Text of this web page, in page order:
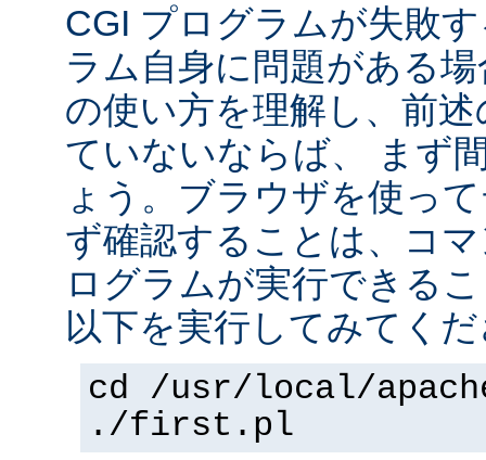
CGI プログラムが失敗
ラム自身に問題がある
の使い方を理解し、前
ていないならば、 まず
ょう。ブラウザを使っ
ず確認することは、コ
ログラムが実行できる
以下を実行してみてく
cd /usr/local/
./first.pl